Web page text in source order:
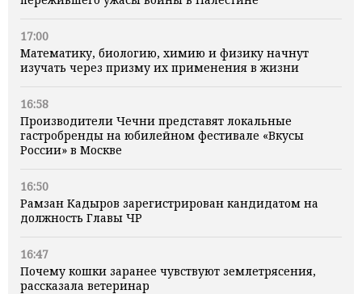
17:00
Математику, биологию, химию и физику начнут
изучать через призму их применения в жизни
16:58
Производители Чечни представят локальные
гастробренды на юбилейном фестивале «Вкусы
России» в Москве
16:50
Рамзан Кадыров зарегистрирован кандидатом на
должность Главы ЧР
16:47
Почему кошки заранее чувствуют землетрясения,
рассказала ветеринар